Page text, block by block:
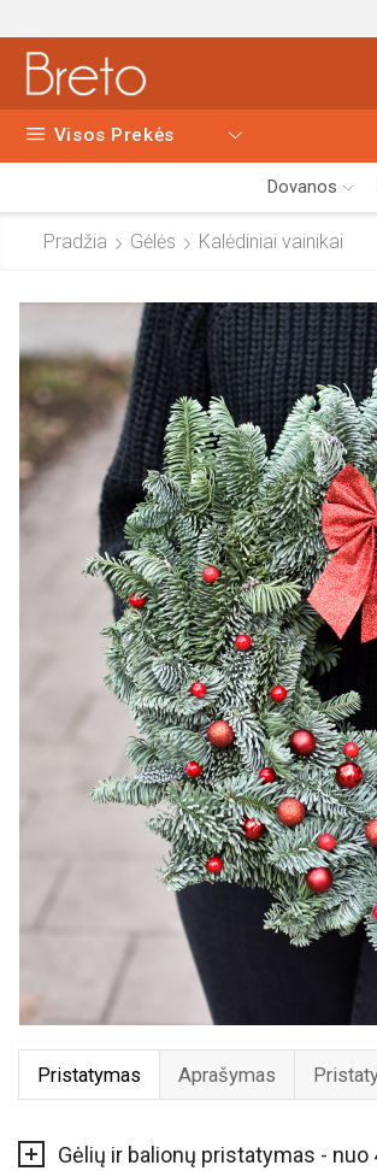
Visos Prekės
Dovanos
Pradžia Gėlės Kalėdiniai vainikai
Pristatymas Aprašymas
Gėlių ir balionų pristatymas - nuo